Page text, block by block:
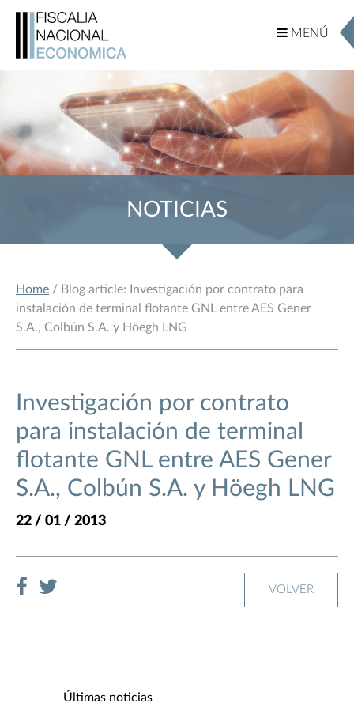
MENÚ
MENÚ
NOTICIAS
Home / Blog article: Investigación por contrato para
instalación de terminal flotante GNL entre AES Gener
S.A., Colbún S.A. y Höegh LNG
Investigación por contrato
para instalación de terminal
flotante GNL entre AES Gener
S.A., Colbún S.A. y Höegh LNG
22 / 01 / 2013
VOLVER
Últimas noticias